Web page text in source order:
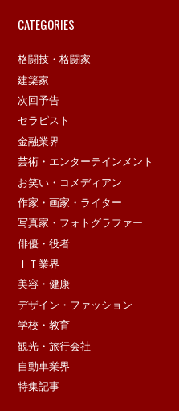
CATEGORIES
格闘技・格闘家
建築家
次回予告
セラピスト
金融業界
芸術・エンターテインメント
お笑い・コメディアン
作家・画家・ライター
写真家・フォトグラファー
俳優・役者
ＩＴ業界
美容・健康
デザイン・ファッション
学校・教育
観光・旅行会社
自動車業界
特集記事